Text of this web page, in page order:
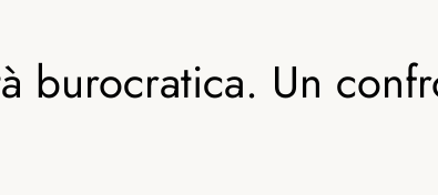
burocratica. Un